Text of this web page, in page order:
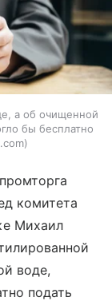
а об очищенной
бы бесплатно
комитета
Михаил
воде,
подать